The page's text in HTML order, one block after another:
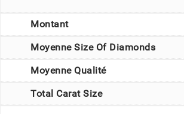
Montant
Moyenne Size Of Diamonds
Moyenne Qualité
Total Carat Size